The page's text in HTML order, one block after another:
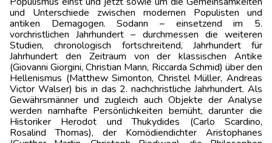
und Unterschiede zwischen modernen Populisten und
antiken Demagogen. Sodann – einsetzend im 5.
vorchristlichen Jahrhundert – durchmessen die weiteren
Studien, chronologisch fortschreitend, Jahrhundert für
Jahrhundert den Zeitraum von der klassischen Antike
(Giovanni Giorgini, Christian Mann, Riccarda Schmid) über den
Hellenismus (Matthew Simonton, Christel Müller, Andreas
Victor Walser) bis in das 2. nachchristliche Jahrhundert. Als
Gewährsmänner und zugleich auch Objekte der Analyse
werden namhafte Persönlichkeiten bemüht, darunter die
Historiker Herodot und Thukydides (Carlo Scardino,
Rosalind Thomas), der Komödiendichter Aristophanes